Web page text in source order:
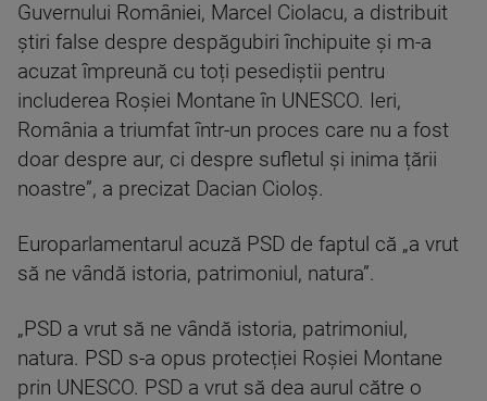
Guvernului României, Marcel Ciolacu, a distribuit
știri false despre despăgubiri închipuite și m-a
acuzat împreună cu toți pesediștii pentru
includerea Roșiei Montane în UNESCO. Ieri,
România a triumfat într-un proces care nu a fost
doar despre aur, ci despre sufletul și inima țării
noastre”, a precizat Dacian Cioloș.
Europarlamentarul acuză PSD de faptul că „a vrut
să ne vândă istoria, patrimoniul, natura”.
„PSD a vrut să ne vândă istoria, patrimoniul,
natura. PSD s-a opus protecției Roșiei Montane
prin UNESCO. PSD a vrut să dea aurul către o